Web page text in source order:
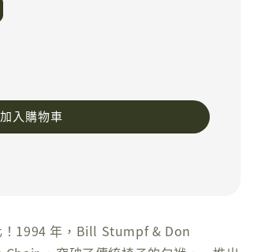
加入購物車
1994 年，Bill Stumpf & Don